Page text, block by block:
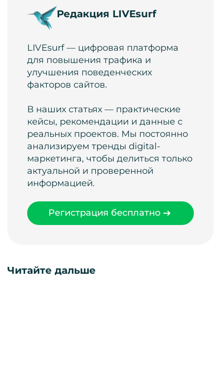
Редакция LIVEsurf
LIVEsurf — цифровая платформа
для повышения трафика и
улучшения поведенческих
факторов сайтов.
В наших статьях — практические
кейсы, рекомендации и данные с
реальных проектов. Мы постоянно
анализируем тренды digital-
маркетинга, чтобы делиться только
актуальной и проверенной
информацией.
Регистрация бесплатно
Читайте дальше